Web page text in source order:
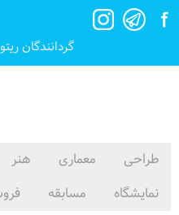
گردانندگان
طراحی معماری هنر
نمایشگاه
مسابقه